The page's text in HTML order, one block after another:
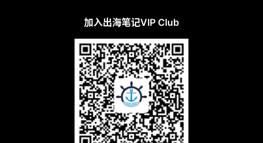
加入出海笔记VIP Club